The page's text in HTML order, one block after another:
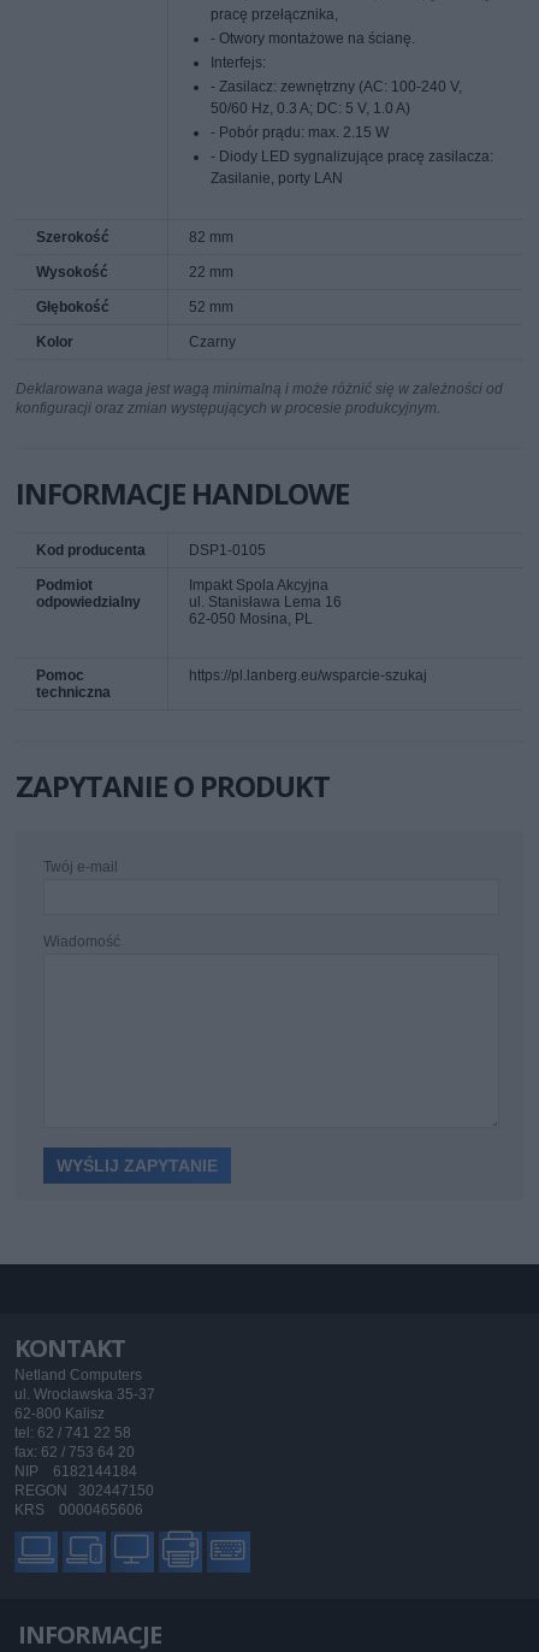
pracę przełącznika,
- Otwory montażowe na ścianę.
Interfejs:
- Zasilacz: zewnętrzny (AC: 100-240 V,
50/60 Hz, 0.3 A; DC: 5 V, 1.0 A)
- Pobór prądu: max. 2.15 W
- Diody LED sygnalizujące pracę zasilacza:
Zasilanie, porty LAN
Szerokość 82 mm
Wysokość 22 mm
Głębokość 52 mm
Kolor Czarny
Deklarowana waga jest wagą minimalną i może różnić się w zależności od
konfiguracji oraz zmian występujących w procesie produkcyjnym.
INFORMACJE HANDLOWE
Kod producenta DSP1-0105
Podmiot
odpowiedzialny
Impakt Spola Akcyjna
ul. Stanisława Lema 16
62-050 Mosina, PL
Pomoc
techniczna
https://pl.lanberg.eu/wsparcie-szukaj
ZAPYTANIE O PRODUKT
Twój e-mail
Wiadomość
KONTAKT
Netland Computers
ul. Wrocławska 35-37
62-800 Kalisz
tel: 62 / 741 22 58
fax: 62 / 753 64 20
NIP 6182144184
REGON 302447150
KRS 0000465606
INFORMACJE